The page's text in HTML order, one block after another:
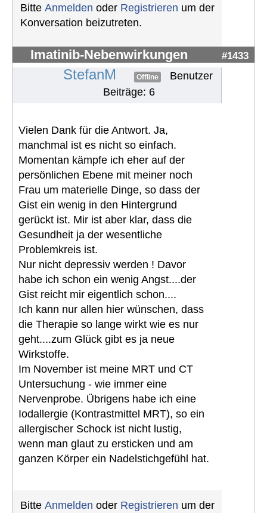
Bitte Anmelden oder Registrieren um der
Konversation beizutreten.
Imatinib-Nebenwirkungen #1433
StefanM Offline
Benutzer
Beiträge: 6
Vielen Dank für die Antwort. Ja,
manchmal ist es nicht so einfach.
Momentan kämpfe ich eher auf der
persönlichen Ebene mit meiner noch
Frau um materielle Dinge, so dass der
Gist ein wenig in den Hintergrund
gerückt ist. Mir ist aber klar, dass die
Gesundheit ja der wesentliche
Problemkreis ist.
Nur nicht depressiv werden ! Davor
habe ich schon ein wenig Angst....der
Gist reicht mir eigentlich schon....
Ich kann nur allen hier wünschen, dass
die Therapie so lange wirkt wie es nur
geht....zum Glück gibt es ja neue
Wirkstoffe.
Im November ist meine MRT und CT
Untersuchung - wie immer eine
Nervenprobe. Übrigens habe ich eine
Iodallergie (Kontrastmittel MRT), so ein
allergischer Schock ist nicht lustig,
wenn man glaut zu ersticken und am
ganzen Körper ein Nadelstichgefühl hat.
Bitte Anmelden oder Registrieren um der